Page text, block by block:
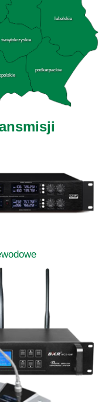
lubelskie
świętokrzyskie
podkarpackie